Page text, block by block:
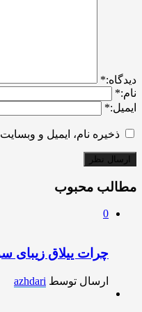
ديدگاه:*
نام:*
ایمیل:*
ذخیره نام، ایمیل و
مطالب محبوب
0
چرات ییلاق زیبای
ارسال توسط azhdari